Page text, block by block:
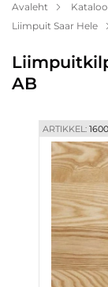
Makse
Blogi
Avaleht
Liimpuit Saar Hele
AB
ARTIKKEL: